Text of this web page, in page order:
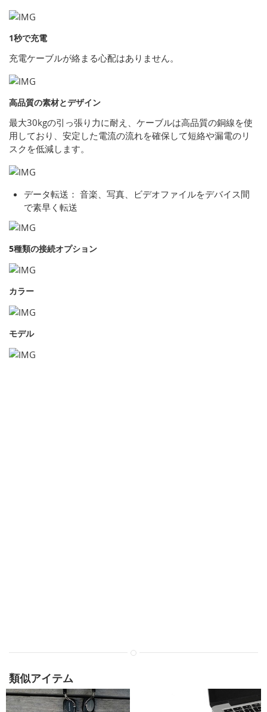
1秒で充電
充電ケーブルが絡まる心配はありません。
高品質の素材とデザイン
最大30kgの引っ張り力に耐え、ケーブルは高品質の銅線を使
用しており、安定した電流の流れを確保して短絡や漏電のリ
スクを低減します。
データ転送： 音楽、写真、ビデオファイルをデバイス間
で素早く転送
5種類の接続オプション
カラー
モデル
類似アイテム